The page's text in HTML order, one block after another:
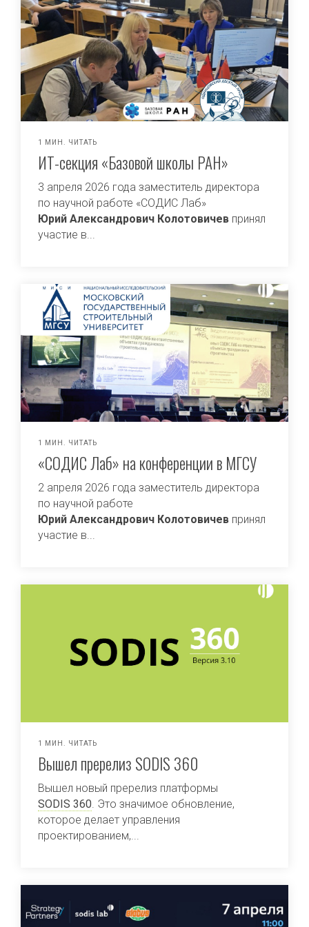
1 МИН. ЧИТАТЬ
ИТ-секция «Базовой школы РАН»
3 апреля 2026 года заместитель директора
по научной работе «СОДИС Лаб»
Юрий Александрович Колотовичев принял
участие в...
1 МИН. ЧИТАТЬ
«СОДИС Лаб» на конференции в МГСУ
2 апреля 2026 года заместитель директора
по научной работе
Юрий Александрович Колотовичев принял
участие в...
1 МИН. ЧИТАТЬ
Вышел пререлиз SODIS 360
Вышел новый пререлиз платформы
SODIS 360. Это значимое обновление,
которое делает управления
проектированием,...